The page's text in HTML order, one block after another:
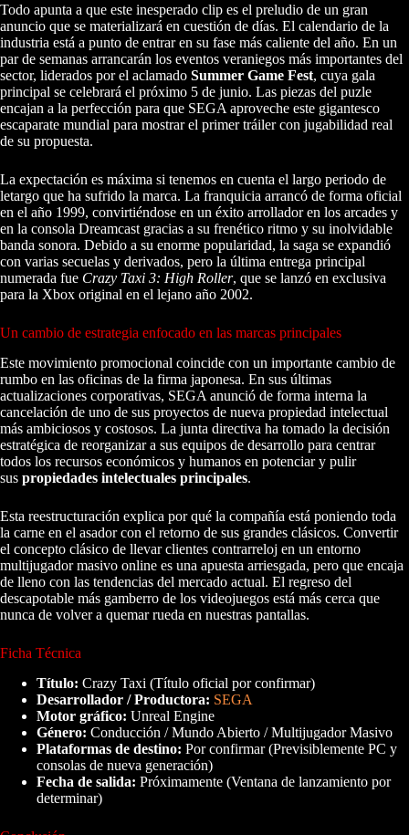
Todo apunta a que este inesperado clip es el preludio de un gran
anuncio que se materializará en cuestión de días. El calendario de la
industria está a punto de entrar en su fase más caliente del año. En un
par de semanas arrancarán los eventos veraniegos más importantes del
sector, liderados por el aclamado Summer Game Fest, cuya gala
principal se celebrará el próximo 5 de junio. Las piezas del puzle
encajan a la perfección para que SEGA aproveche este gigantesco
escaparate mundial para mostrar el primer tráiler con jugabilidad real
de su propuesta.
La expectación es máxima si tenemos en cuenta el largo periodo de
letargo que ha sufrido la marca. La franquicia arrancó de forma oficial
en el año 1999, convirtiéndose en un éxito arrollador en los arcades y
en la consola Dreamcast gracias a su frenético ritmo y su inolvidable
banda sonora. Debido a su enorme popularidad, la saga se expandió
con varias secuelas y derivados, pero la última entrega principal
numerada fue Crazy Taxi 3: High Roller, que se lanzó en exclusiva
para la Xbox original en el lejano año 2002.
Un cambio de estrategia enfocado en las marcas principales
Este movimiento promocional coincide con un importante cambio de
rumbo en las oficinas de la firma japonesa. En sus últimas
actualizaciones corporativas, SEGA anunció de forma interna la
cancelación de uno de sus proyectos de nueva propiedad intelectual
más ambiciosos y costosos. La junta directiva ha tomado la decisión
estratégica de reorganizar a sus equipos de desarrollo para centrar
todos los recursos económicos y humanos en potenciar y pulir
sus propiedades intelectuales principales.
Esta reestructuración explica por qué la compañía está poniendo toda
la carne en el asador con el retorno de sus grandes clásicos. Convertir
el concepto clásico de llevar clientes contrarreloj en un entorno
multijugador masivo online es una apuesta arriesgada, pero que encaja
de lleno con las tendencias del mercado actual. El regreso del
descapotable más gamberro de los videojuegos está más cerca que
nunca de volver a quemar rueda en nuestras pantallas.
Ficha Técnica
Título: Crazy Taxi (Título oficial por confirmar)
Desarrollador / Productora: SEGA
Motor gráfico: Unreal Engine
Género: Conducción / Mundo Abierto / Multijugador Masivo
Plataformas de destino: Por confirmar (Previsiblemente PC y
consolas de nueva generación)
Fecha de salida: Próximamente (Ventana de lanzamiento por
determinar)